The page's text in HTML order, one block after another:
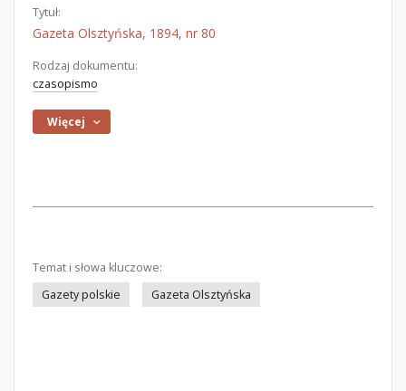
Tytuł:
Gazeta Olsztyńska, 1894, nr 80
Rodzaj dokumentu:
czasopismo
Więcej
Temat i słowa kluczowe:
Gazety polskie
Gazeta Olsztyńska